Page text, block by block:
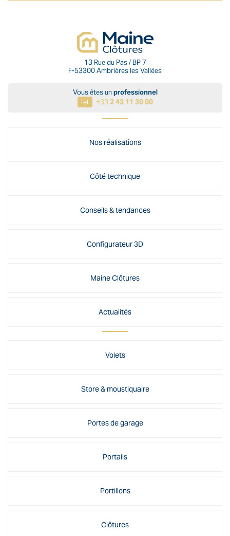
13 Rue du Pas / BP 7
F-53300 Ambrières les Vallées
Vous êtes unprofessionnel
Tel. +33 2 43 11 30 00
Nos réalisations
Côté technique
Conseils & tendances
Configurateur 3D
Maine Clôtures
Actualités
Volets
Store & moustiquaire
Portes de garage
Portails
Portillons
Clôtures